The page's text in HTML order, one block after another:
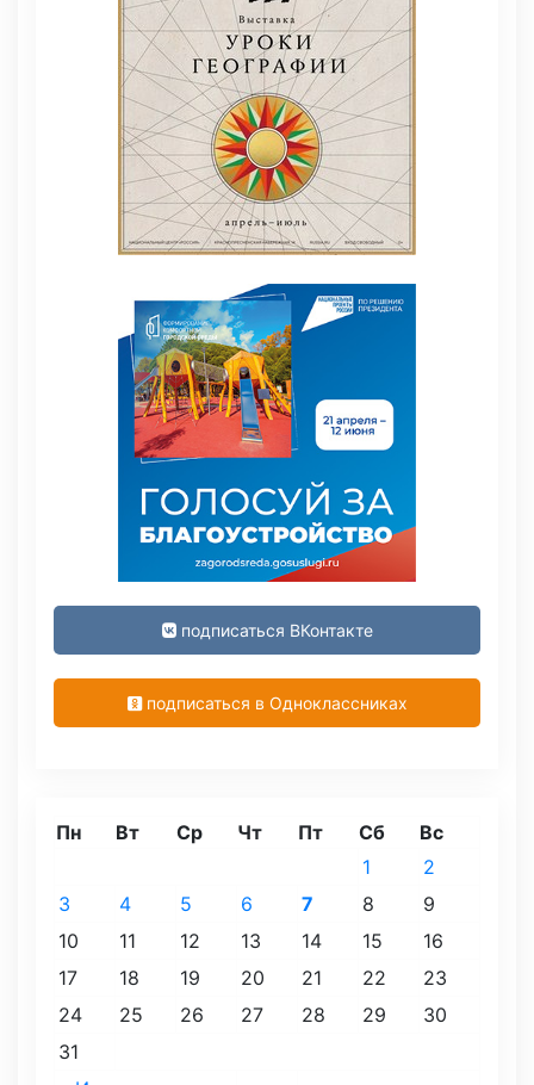
подписаться ВКонтакте
подписаться в Одноклассниках
Пн Вт Ср Чт Пт Сб Вс
1
2
3
4 5 6 7 8
9
10
11 12 13 14 15
16
17
18 19 20 21 22
23
24
25 26 27 28 29
30
31